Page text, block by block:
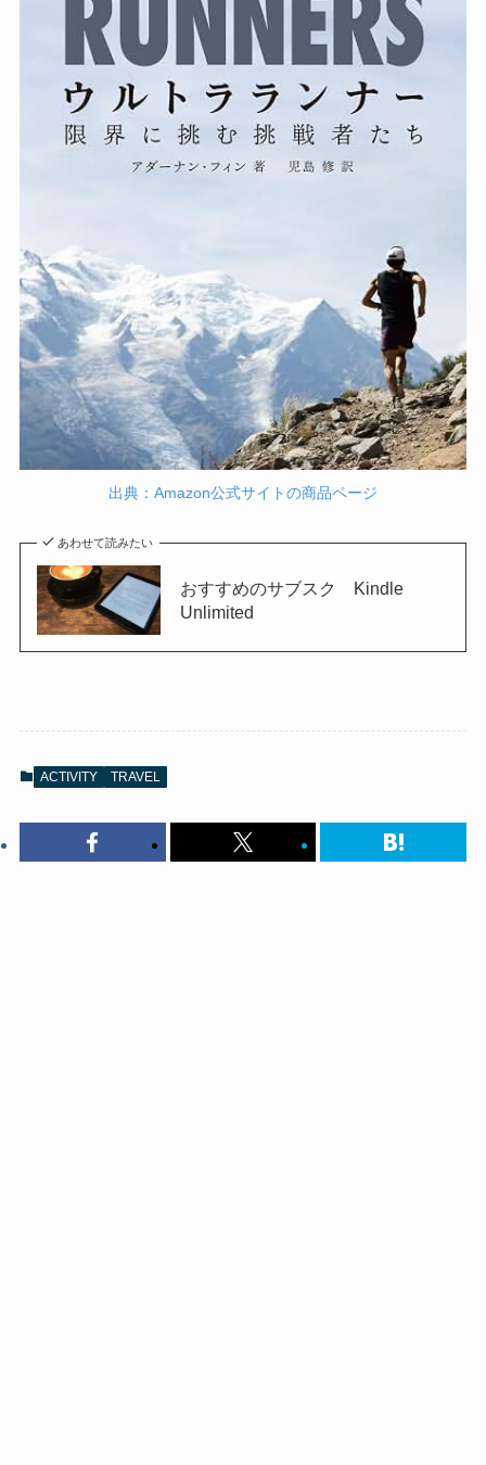
出典：Amazon公式サイトの商品ページ
あわせて読みたい
おすすめのサブスク Kindle
Unlimited
ACTIVITY TRAVEL